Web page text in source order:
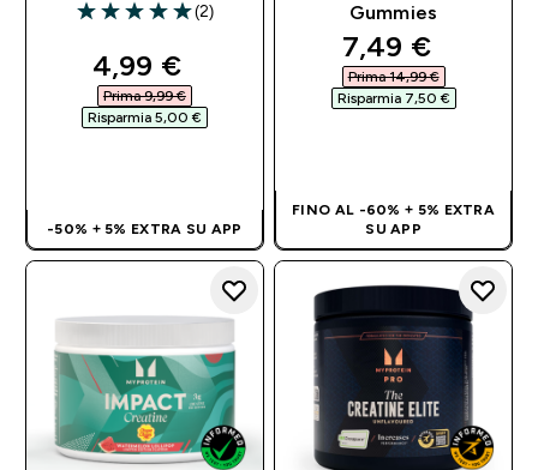
5 out of 5 stars
(2)
discounted price
4,99 €‎
Prima 9,99 €‎
Risparmia 5,00 €‎
-50% + 5% EXTRA SU APP
Gummies
discounted
7,49 €‎
Prima 14,99 €‎
Risparmia 7,50 €‎
FINO AL -60% + 5% EXTRA
SU APP